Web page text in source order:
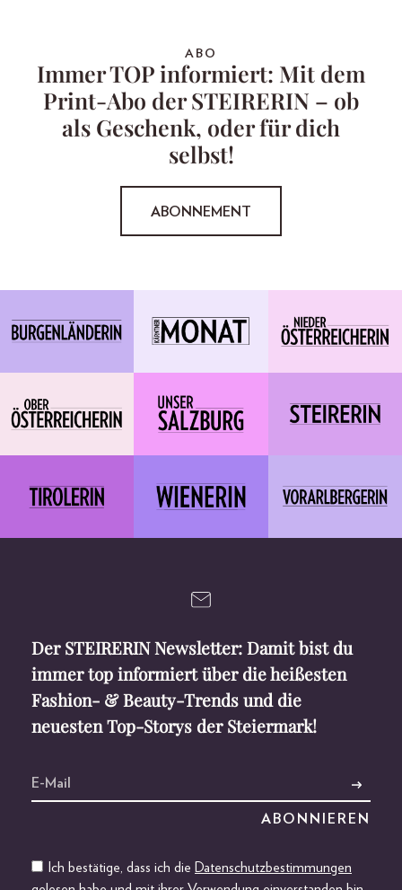
ABO
Immer TOP informiert: Mit dem
Print-Abo der STEIRERIN – ob
als Geschenk, oder für dich
selbst!
ABONNEMENT
Der STEIRERIN Newsletter: Damit bist du
immer top informiert über die heißesten
Fashion- & Beauty-Trends und die
neuesten Top-Storys der Steiermark!
Ich bestätige, dass ich die Datenschutzbestimmungen